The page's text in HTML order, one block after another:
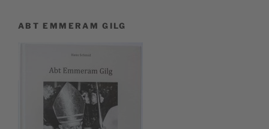
ABT EMMERAM GILG